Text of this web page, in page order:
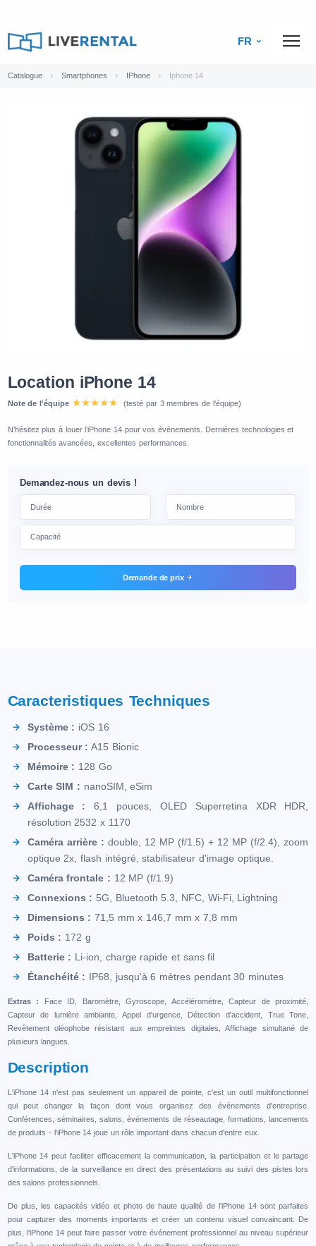
FR
Catalogue Smartphones IPhone Iphone 14
Location iPhone 14
Note de l'équipe (testé par 3 membres de l'équipe)
N’hésitez plus à louer l’iPhone 14 pour vos événements. Dernières technologies et
fonctionnalités avancées, excellentes performances.
Demandez-nous un devis !
Demande de prix
Caracteristiques Techniques
Système : iOS 16
Processeur : A15 Bionic
Mémoire : 128 Go
Carte SIM : nanoSIM, eSim
Affichage : 6,1 pouces, OLED Superretina XDR HDR,
résolution 2532 x 1170
Caméra arrière : double, 12 MP (f/1.5) + 12 MP (f/2.4), zoom
optique 2x, flash intégré, stabilisateur d'image optique.
Caméra frontale : 12 MP (f/1.9)
Connexions : 5G, Bluetooth 5.3, NFC, Wi-Fi, Lightning
Dimensions : 71,5 mm x 146,7 mm x 7,8 mm
Poids : 172 g
Batterie : Li-ion, charge rapide et sans fil
Étanchéité : IP68, jusqu'à 6 mètres pendant 30 minutes
Extras : Face ID, Baromètre, Gyroscope, Accéléromètre, Capteur de proximité,
Capteur de lumière ambiante, Appel d'urgence, Détection d'accident, True Tone,
Revêtement oléophobe résistant aux empreintes digitales, Affichage simultané de
plusieurs langues.
Description
L'iPhone 14 n'est pas seulement un appareil de pointe, c'est un outil multifonctionnel
qui peut changer la façon dont vous organisez des événements d'entreprise.
Conférences, séminaires, salons, événements de réseautage, formations, lancements
de produits - l'iPhone 14 joue un rôle important dans chacun d'entre eux.
L'iPhone 14 peut faciliter efficacement la communication, la participation et le partage
d'informations, de la surveillance en direct des présentations au suivi des pistes lors
des salons professionnels.
De plus, les capacités vidéo et photo de haute qualité de l'iPhone 14 sont parfaites
pour capturer des moments importants et créer un contenu visuel convaincant. De
plus, l'iPhone 14 peut faire passer votre événement professionnel au niveau supérieur